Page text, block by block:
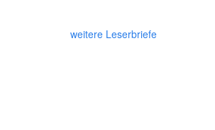
weitere Leserbriefe